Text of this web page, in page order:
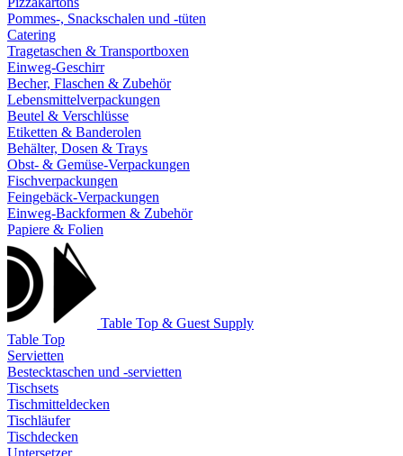
Pommes-, Snackschalen und -tüten
Catering
Tragetaschen & Transportboxen
Einweg-Geschirr
Becher, Flaschen & Zubehör
Lebensmittelverpackungen
Beutel & Verschlüsse
Etiketten & Banderolen
Behälter, Dosen & Trays
Obst- & Gemüse-Verpackungen
Fischverpackungen
Feingebäck-Verpackungen
Einweg-Backformen & Zubehör
Papiere & Folien
Table Top & Guest Supply
Table Top
Servietten
Bestecktaschen und -servietten
Tischsets
Tischmitteldecken
Tischläufer
Tischdecken